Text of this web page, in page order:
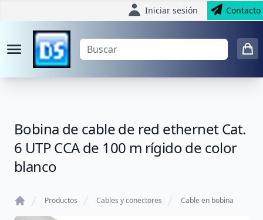
Iniciar sesión Contacto
Bobina de cable de red ethernet Cat.
6 UTP CCA de 100 m rígido de color
blanco
Home
Productos Cables y conectores Cable en bobina